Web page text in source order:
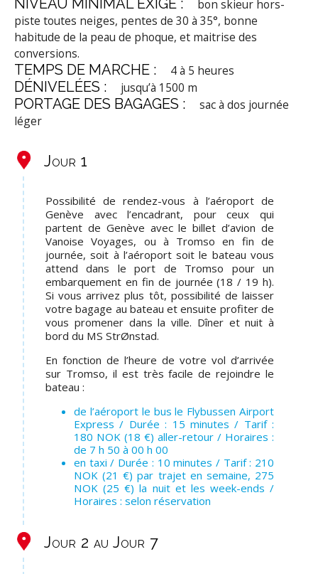
NIVEAU MINIMAL EXIGÉ :
bon skieur hors-
piste toutes neiges, pentes de 30 à 35°, bonne
habitude de la peau de phoque, et maitrise des
conversions.
TEMPS DE MARCHE : 4 à 5 heures
DÉNIVELÉES : jusqu’à 1500 m
PORTAGE DES BAGAGES :
sac à dos journée
léger
Jour 1
Possibilité de rendez-vous à l’aéroport de
Genève avec l’encadrant, pour ceux qui
partent de Genève avec le billet d’avion de
Vanoise Voyages, ou à Tromso en fin de
journée, soit à l’aéroport soit le bateau vous
attend dans le port de Tromso pour un
embarquement en fin de journée (18 / 19 h).
Si vous arrivez plus tôt, possibilité de laisser
votre bagage au bateau et ensuite profiter de
vous promener dans la ville. Dîner et nuit à
bord du MS StrØnstad.
En fonction de l’heure de votre vol d’arrivée
sur Tromso, il est très facile de rejoindre le
bateau :
de l’aéroport le bus le Flybussen Airport
Express / Durée : 15 minutes / Tarif :
180 NOK (18 €) aller-retour / Horaires :
de 7 h 50 à 00 h 00
en taxi / Durée : 10 minutes / Tarif : 210
NOK (21 €) par trajet en semaine, 275
NOK (25 €) la nuit et les week-ends /
Horaires : selon réservation
Jour 2 au Jour 7